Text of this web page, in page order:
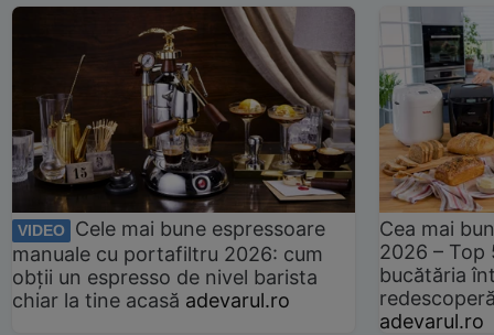
VIDEO
Cele mai bune espressoare
manuale cu portafiltru 2026: cum
obții un espresso de nivel barista
chiar la tine acasă adevarul.ro
Cea mai
2026 –
bucătăria
adevarul.ro